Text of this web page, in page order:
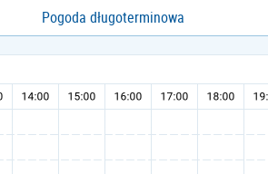
Pogoda długoterminowa